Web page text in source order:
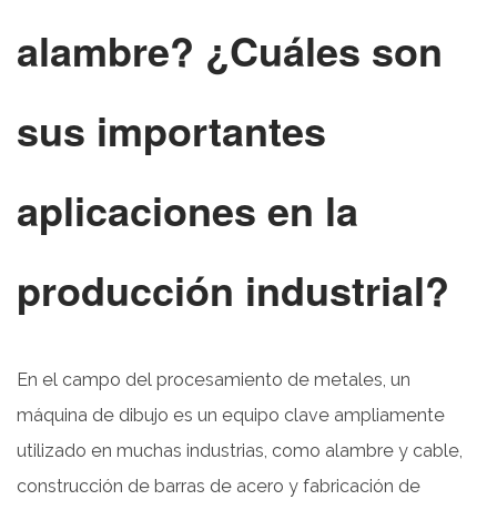
alambre? ¿Cuáles son
sus importantes
aplicaciones en la
producción industrial?
En el campo del procesamiento de metales, un
máquina de dibujo es un equipo clave ampliamente
utilizado en muchas industrias, como alambre y cable,
construcción de barras de acero y fabricación de